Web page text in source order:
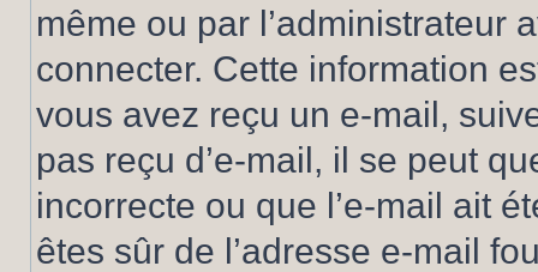
même ou par l’administrateur
connecter. Cette information
vous avez reçu un e-mail,
pas reçu d’e-mail, il se peut
incorrecte ou que l’e-mail ait
êtes sûr de l’adresse e-mail